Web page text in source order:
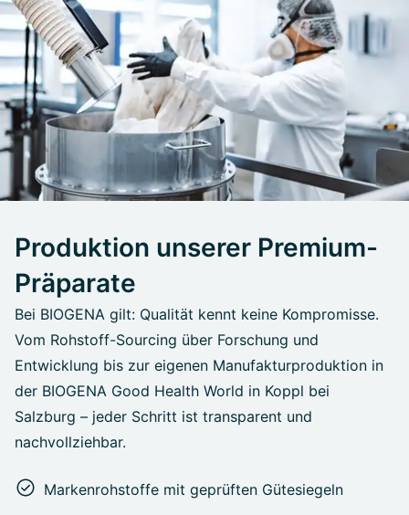
Produktion unserer Premium-
Präparate
Bei BIOGENA gilt: Qualität kennt keine Kompromisse.
Vom Rohstoff-Sourcing über Forschung und
Entwicklung bis zur eigenen Manufakturproduktion in
der BIOGENA Good Health World in Koppl bei
Salzburg – jeder Schritt ist transparent und
nachvollziehbar.
Markenrohstoffe mit geprüften Gütesiegeln